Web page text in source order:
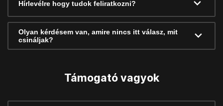
Hírlevélre hogy tudok feliratkozni?
Olyan kérdésem van, amire nincs itt válasz, mit
csináljak?
Támogató vagyok